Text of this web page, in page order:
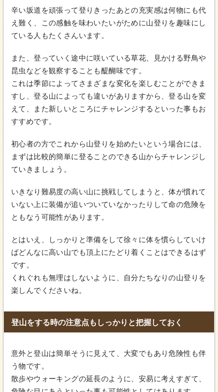
辛い坂道を頑張って登りきったあとの充実感は何物にも代
え難く、この感触を味わいたいがために山登りを趣味にし
ている人もたくさんいます。
また、登っていく途中に咲いている草花、見かける野鳥や
昆虫などを観察することも醍醐味です。
これは季節によってさまざまな変化を楽しむことができま
すし、登る山によっても違いがありますから、登る山を変
えて、また新しいところにチャレンジするといった事もお
すすめです。
初心者の方でこれから山登りを始めたいという場合には、
まずは比較的簡単に登ることのできる山からチャレンジし
ていきましょう。
いきなり難易度の高い山に挑戦してしまうと、体が慣れて
いない上に装備が追いついていなかったりして命の危険を
ともなう可能性があります。
とはいえ、しっかりと準備をして徐々に体を慣らしていけ
ばどんなに高い山でも頂上にたどり着くことはできるはず
です。
くれぐれも無理はしないように、自分たちなりの山登りを
楽しんでくださいね。
登山をする時の注意点もしっかりと把握しておく
意外と登山は簡単そうに見えて、大変でもあり危険性も伴
う物です。
散歩やウォーキングの延長のように、安易に考えすぎて、